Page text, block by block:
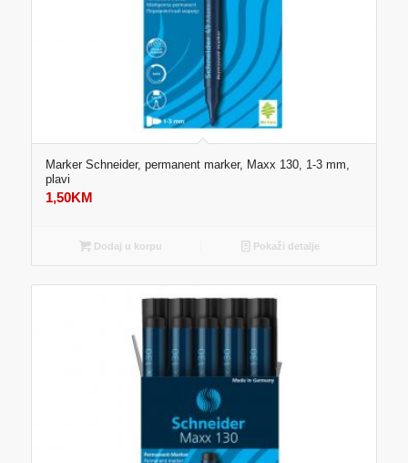
Marker Schneider, permanent marker, Maxx 130, 1-3 mm,
plavi
1,50KM
Dodaj u korpu Pokaži detalje